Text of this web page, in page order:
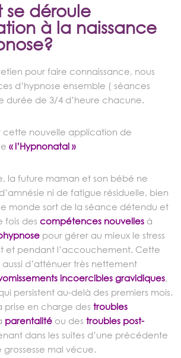
se déroule
à la naissance
pour faire connaissance, nous
d’hypnose ensemble ( séances
durée de 3/4 d’heure chacune.
cette nouvelle application de
« l’Hypnonatal »
la future maman et son bébé ne
ni de fatigue résiduelle, bien
monde sort de la séance détendu et
fois des compétences nouvelles à
pour gérer au mieux le stress
et pendant l’accouchement. Cette
d’atténuer très nettement
incoercibles gravidiques,
persistent au-delà des premiers mois.
prise en charge des troubles
parentalité ou des troubles post-
dans les suites d’une précédente
mal vécue.